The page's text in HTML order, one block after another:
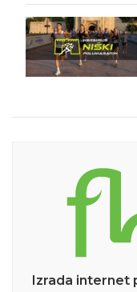
Izrada internet